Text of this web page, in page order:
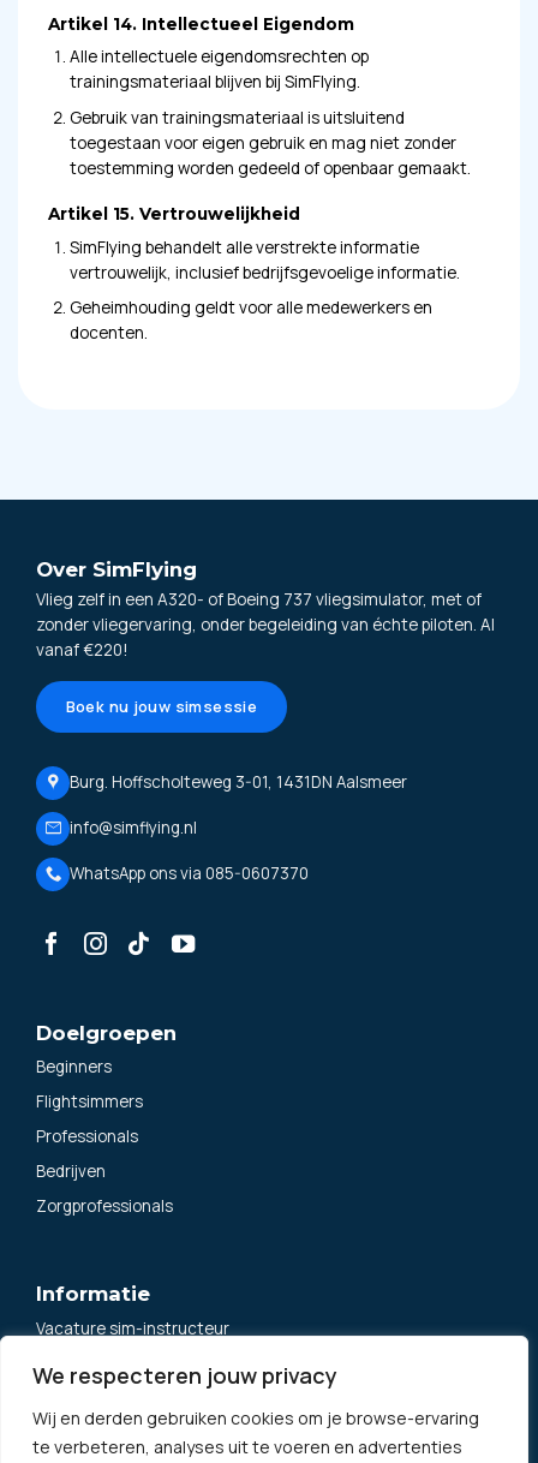
We respecteren jouw privacy
Wij en derden gebruiken cookies om je browse-ervaring
te verbeteren, analyses uit te voeren en advertenties
Artikel 14. Intellectueel Eigendom
Alle intellectuele eigendomsrechten op
trainingsmateriaal blijven bij SimFlying.
Gebruik van trainingsmateriaal is uitsluitend
toegestaan voor eigen gebruik en mag niet zonder
toestemming worden gedeeld of openbaar gemaakt.
Artikel 15. Vertrouwelijkheid
SimFlying behandelt alle verstrekte informatie
vertrouwelijk, inclusief bedrijfsgevoelige informatie.
Geheimhouding geldt voor alle medewerkers en
docenten.
Over SimFlying
Vlieg zelf in een A320- of Boeing 737 vliegsimulator, met of
zonder vliegervaring, onder begeleiding van échte piloten. Al
vanaf €220!
Boek nu jouw simsessie
Burg. Hoffscholteweg 3-01, 1431DN Aalsmeer
info@simflying.nl
WhatsApp ons via 085-0607370
Doelgroepen
Beginners
Flightsimmers
Professionals
Bedrijven
Zorgprofessionals
Informatie
Vacature sim-instructeur
Algemene voorwaarden
Klachtenregeling